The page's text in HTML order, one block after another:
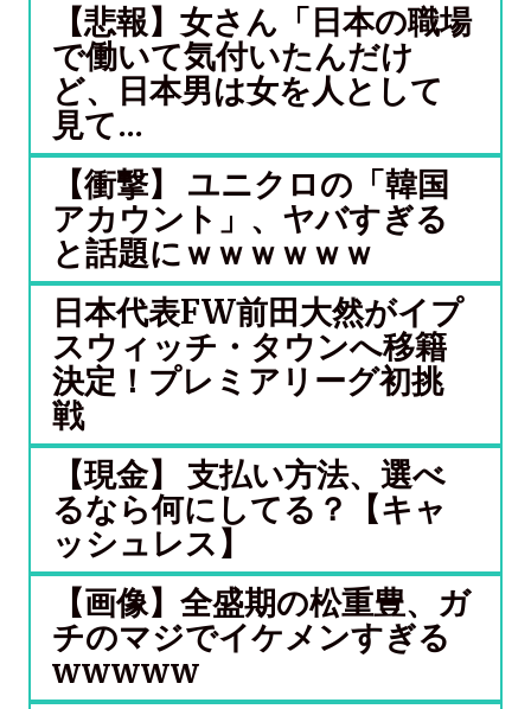
【悲報】女さん「日本の職場
で働いて気付いたんだけ
ど、日本男は女を人として
見て...
【衝撃】 ユニクロの「韓国
アカウント」、ヤバすぎる
と話題にｗｗｗｗｗｗ
日本代表FW前田大然がイプ
スウィッチ・タウンへ移籍
決定！プレミアリーグ初挑
戦
【現金】 支払い方法、選べ
るなら何にしてる？【キャ
ッシュレス】
【画像】全盛期の松重豊、ガ
チのマジでイケメンすぎる
wwwww